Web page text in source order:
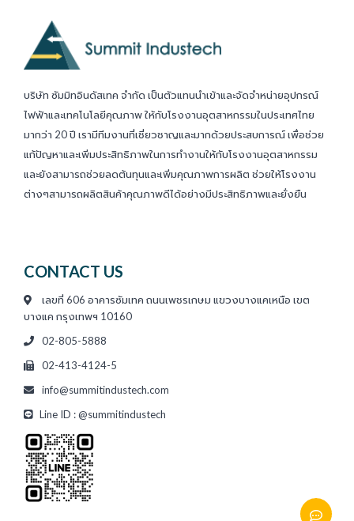
บริษัท ซัมมิทอินดัสเทค จำกัด เป็นตัวแทนนำเข้าและจัดจำหน่ายอุปกรณ์
ไฟฟ้าและเทคโนโลยีคุณภาพ ให้กับโรงงานอุตสาหกรรมในประเทศไทย
มากว่า 20 ปี เรามีทีมงานที่เชี่ยวชาญและมากด้วยประสบการณ์ เพื่อช่วย
แก้ปัญหาและเพิ่มประสิทธิภาพในการทำงานให้กับโรงงานอุตสาหกรรม
และยังสามารถช่วยลดต้นทุนและเพิ่มคุณภาพการผลิต ช่วยให้โรงงาน
ต่างๆสามารถผลิตสินค้าคุณภาพดีได้อย่างมีประสิทธิภาพและยั่งยืน
CONTACT US
เลขที่ 606 อาคารซัมเทค ถนนเพชรเกษม แขวงบางแคเหนือ เขต
บางแค กรุงเทพฯ 10160
02-805-5888
02-413-4124-5
info@summitindustech.com
Line ID : @summitindustech